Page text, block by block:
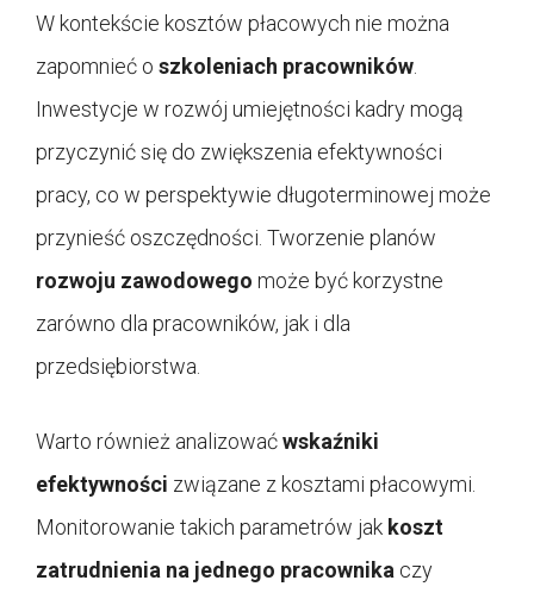
W kontekście kosztów płacowych nie można
zapomnieć o szkoleniach pracowników.
Inwestycje w rozwój umiejętności kadry mogą
przyczynić się do zwiększenia efektywności
pracy, co w perspektywie długoterminowej może
przynieść oszczędności. Tworzenie planów
rozwoju zawodowego może być korzystne
zarówno dla pracowników, jak i dla
przedsiębiorstwa.
Warto również analizowaćwskaźniki
efektywności związane z kosztami płacowymi.
Monitorowanie takich parametrów jak koszt
zatrudnienia na jednego pracownika czy